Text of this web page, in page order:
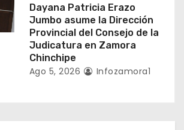
Dayana Patricia Erazo
Jumbo asume la Dirección
Provincial del Consejo de la
Judicatura en Zamora
Chinchipe
Ago 5, 2026 Infozamora1